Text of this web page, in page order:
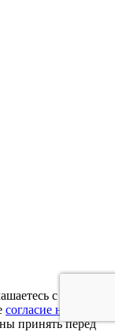
с нашей
согласие на
принять перед